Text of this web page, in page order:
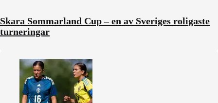
Skara Sommarland Cup – en av Sveriges roligaste
turneringar